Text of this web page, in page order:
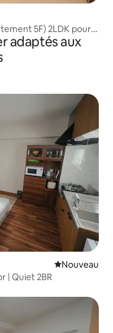
5F) 2LDK pour
adaptés aux
Nouvel
Nouveau
| Quiet 2BR